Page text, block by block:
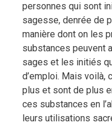
personnes qui sont
sagesse, denrée de
manière dont on les
substances peuvent
sages et les initiés
d’emploi. Mais voilà,
plus et sont de plus
ces substances en
leurs utilisations